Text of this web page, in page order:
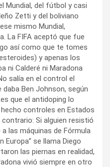
Mundial, del fútbol y casi
Zetti y del boliviano
mismo Mundial,
La FIFA aceptó que fue
así como que te tomes
y apenas los
ni Calderé ni Maradona
salía en el control el
Ben Johnson, según
que el antidoping lo
controles en Estados
Si alguien resistió
las máquinas de Fórmula
se llama Diego
las piernas en realidad,
vivió siempre en otro